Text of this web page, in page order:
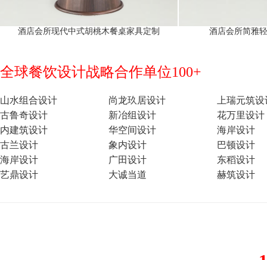
酒店会所现代中式胡桃木餐桌家具定制 酒店会所简雅
全球餐饮设计战略合作单位100+
山水组合设计 尚龙玖居设计
上瑞元筑
古鲁奇设计
新冶组设计
花万里设计
内建筑设计
华空间设计
海岸设计
古兰设计
象内设计
巴顿设计
海岸设计
广田设计
东稻设计
艺鼎设计
大诚当道 赫筑设计